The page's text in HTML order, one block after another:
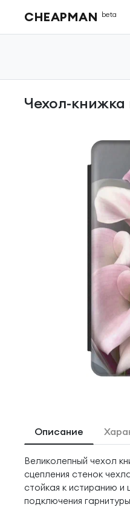
CHEAPMAN beta
Чехол-
Описание
Великолепный чехол
сцепления стенок
стойкая к истиранию
подключения